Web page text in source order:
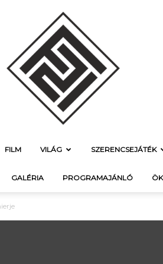
f21.hu
FILM VILÁG SZERENCSEJÁTÉK
GALÉRIA PROGRAMAJÁNLÓ